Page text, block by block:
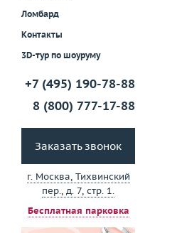
Ломбард
Контакты
3D-тур по шоуруму
+7 (495) 190-78-88
8 (800) 777-17-88
Заказать звонок
г. Москва, Тихвинский
пер., д. 7, стр. 1.
Бесплатная парковка